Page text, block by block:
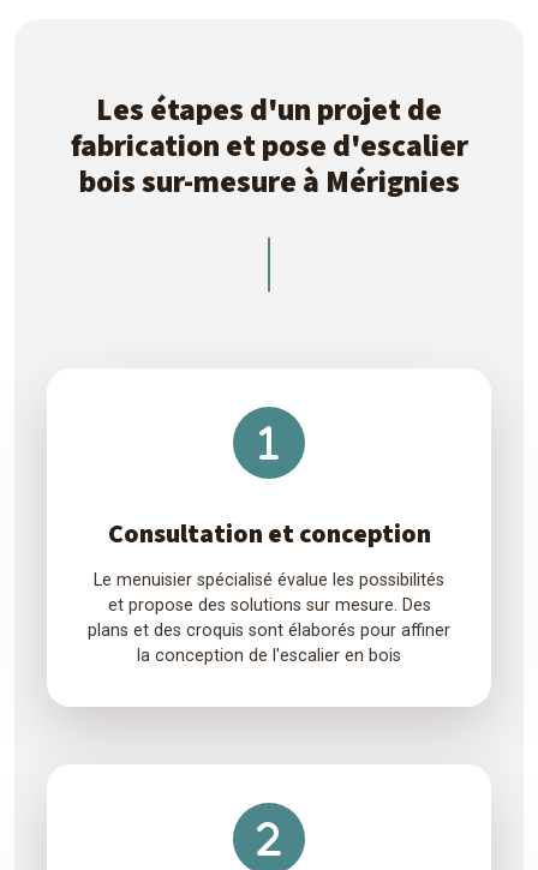
Les étapes d'un projet de
fabrication et pose d'escalier
bois sur-mesure à Mérignies
Consultation et conception
Le menuisier spécialisé évalue les possibilités
et propose des solutions sur mesure. Des
plans et des croquis sont élaborés pour affiner
la conception de l'escalier en bois